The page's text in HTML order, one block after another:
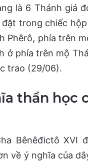
là 6 Thánh giá
trong chiếc
Phêrô, phía trên
ở phía trên mộ
trao (29/06).
thần học
Bênêđictô XVI
về ý nghĩa của